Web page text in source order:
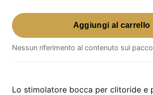
Stimolatore
Bocca
Per
Clitoride
–
Aggiungi al carrello
Nessun riferimento al contenuto sul pacco
Lo stimolatore bocca per clitoride e